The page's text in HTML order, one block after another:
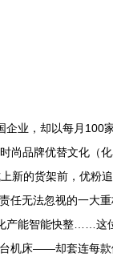
业，却以每月100
尚品牌优替文化（
新的货架前，优粉
任无法忽视的一大
产能智能快整……这
机床——却套连每款